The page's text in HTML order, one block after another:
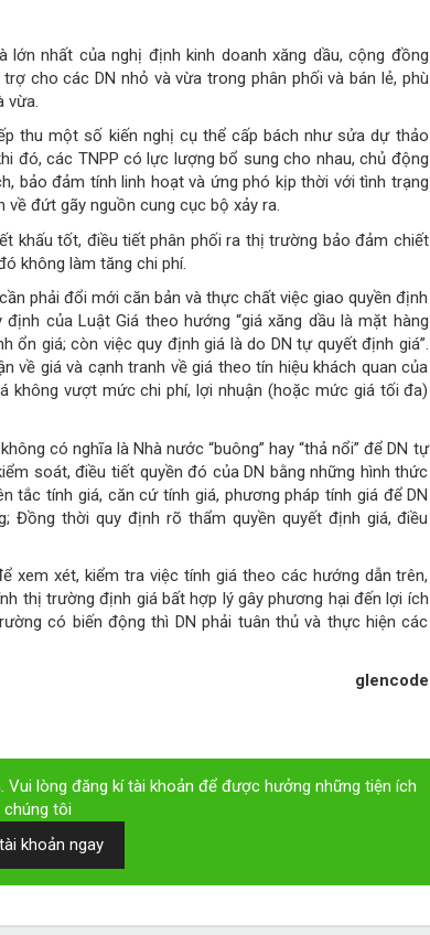
nhất của nghị định kinh doanh xăng dầu, cộng đồng
cho các DN nhỏ và vừa trong phân phối và bán lẻ, phù
vừa.
thu một số kiến nghị cụ thể cấp bách như sửa dự thảo
đó, các TNPP có lực lượng bổ sung cho nhau, chủ động
bảo đảm tính linh hoạt và ứng phó kịp thời với tình trạng
về đứt gãy nguồn cung cục bộ xảy ra.
khấu tốt, điều tiết phân phối ra thị trường bảo đảm chiết
không làm tăng chi phí.
phải đổi mới căn bản và thực chất việc giao quyền định
của Luật Giá theo hướng “giá xăng dầu là mặt hàng
ổn giá; còn việc quy định giá là do DN tự quyết định giá”.
về giá và cạnh tranh về giá theo tín hiệu khách quan của
không vượt mức chi phí, lợi nhuận (hoặc mức giá tối đa)
có nghĩa là Nhà nước “buông” hay “thả nổi” để DN tự
soát, điều tiết quyền đó của DN bằng những hình thức
tắc tính giá, căn cứ tính giá, phương pháp tính giá để DN
Đồng thời quy định rõ thẩm quyền quyết định giá, điều
xem xét, kiểm tra việc tính giá theo các hướng dẫn trên,
thị trường định giá bất hợp lý gây phương hại đến lợi ích
có biến động thì DN phải tuân thủ và thực hiện các
glencode
lòng đăng kí tài khoản để được hưởng những tiện ích
chúng tôi
khoản ngay